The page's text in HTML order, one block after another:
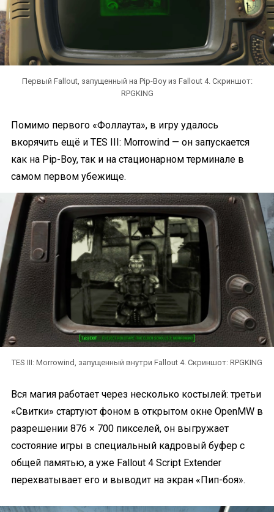
Первый Fallout, запущенный на Pip-Boy из Fallout 4. Скриншот:
RPGKING
Помимо первого «Фоллаута», в игру удалось
вкорячить ещё и TES III: Morrowind — он запускается
как на Pip-Boy, так и на стационарном терминале в
самом первом убежище.
TES III: Morrowind, запущенный внутри Fallout 4. Скриншот: RPGKING
Вся магия работает через несколько костылей: третьи
«Свитки» стартуют фоном в открытом окне OpenMW в
разрешении 876 × 700 пикселей, он выгружает
состояние игры в специальный кадровый буфер с
общей памятью, а уже Fallout 4 Script Extender
перехватывает его и выводит на экран «Пип-боя».